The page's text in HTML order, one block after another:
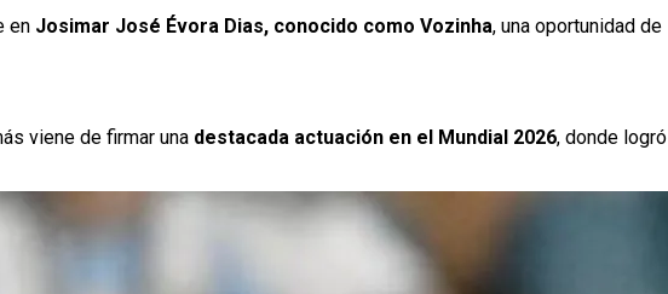
en Josimar José Évora Dias, conocido como Vozinha, una oportunidad de
viene de firmar una destacada actuación en el Mundial 2026, donde logró